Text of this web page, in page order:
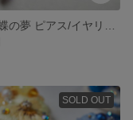
SOLD OUT